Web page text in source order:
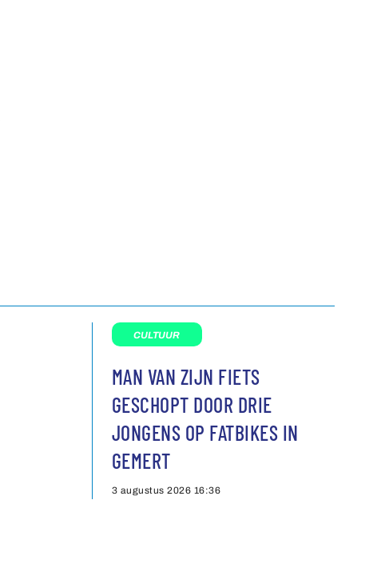
CULTUUR
MAN VAN ZIJN FIETS
GESCHOPT DOOR DRIE
JONGENS OP FATBIKES IN
GEMERT
3 augustus 2026 16:36